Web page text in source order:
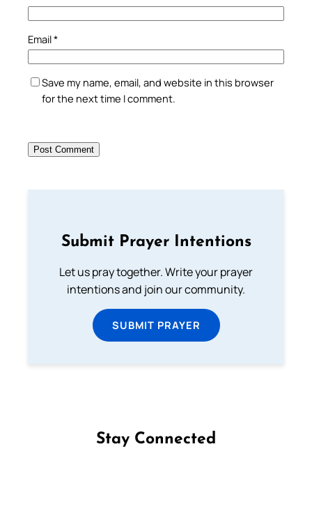
Email*
Save my name, email, and website in this browser
for the next time I comment.
Submit Prayer Intentions
Let us pray together. Write your prayer
intentions and join our community.
SUBMIT PRAYER
Stay Connected